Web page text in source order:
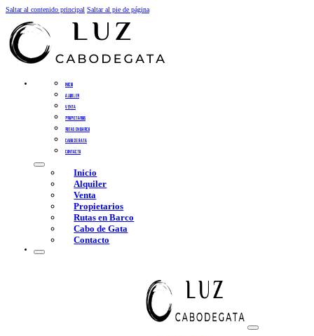
Saltar al contenido principal Saltar al pie de página
INICIO
ALQUILER
VENTA
PROPIETARIOS
RUTAS EN BARCO
CABO DE GATA
CONTACTO
Inicio
Alquiler
Venta
Propietarios
Rutas en Barco
Cabo de Gata
Contacto